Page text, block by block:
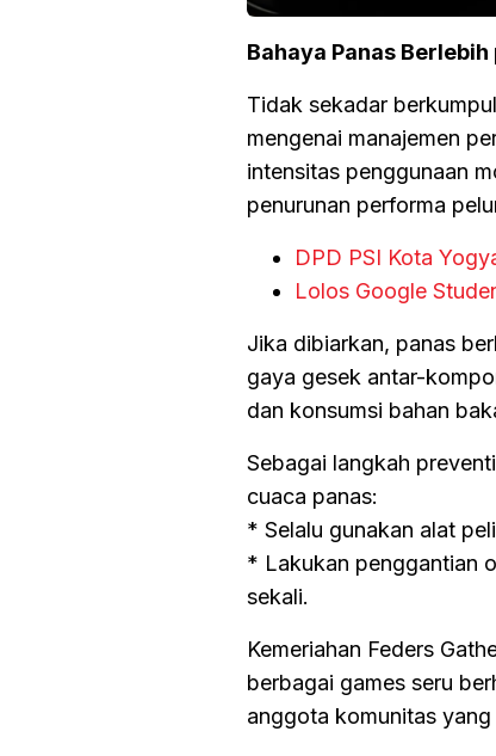
Bahaya Panas
Tidak sekadar
mengenai manajemen
intensitas penggunaan
penurunan performa
DPD PSI Kota
Lolos Google
Jika dibiarkan, panas
gaya gesek antar-
dan konsumsi bahan
Sebagai langkah
cuaca panas:
* Selalu gunakan alat
* Lakukan penggantian
sekali.
Kemeriahan Feders
berbagai games seru
anggota komunitas